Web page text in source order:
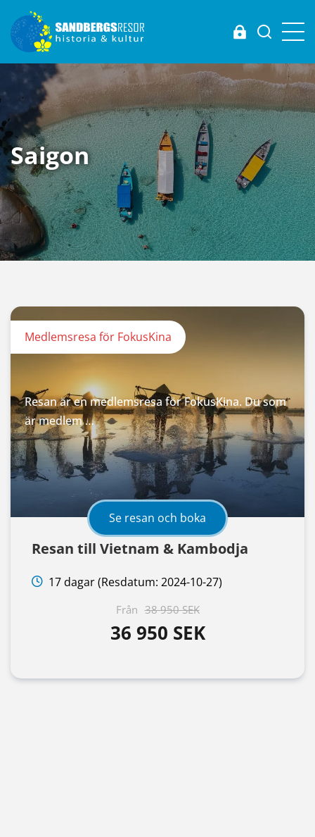
Login
Saigon
Resan är en medlemsresa för FokusKina. Du som
är medlem …
Medlemsresa för FokusKina
Resan till Vietnam & Kambodja
17 dagar (Resdatum: 2024-10-27)
Från 38 950 SEK
36 950 SEK
Se resan och boka